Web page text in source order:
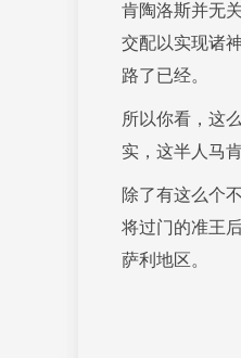
肯陶洛斯并无
交配以实现诸
路了已经。
所以你看，这
实，这半人马
除了有这么个
将过门的准王
萨利地区。